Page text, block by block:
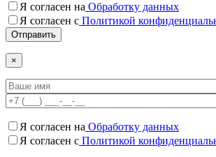
Я согласен на Обработку данных
Я согласен c Политикой
×
Я согласен на Обработку данных
Я согласен c Политикой